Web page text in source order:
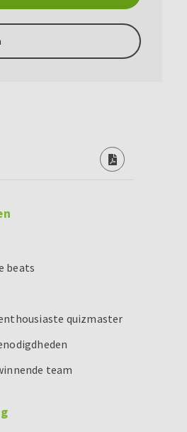
beats
quizmaster
team